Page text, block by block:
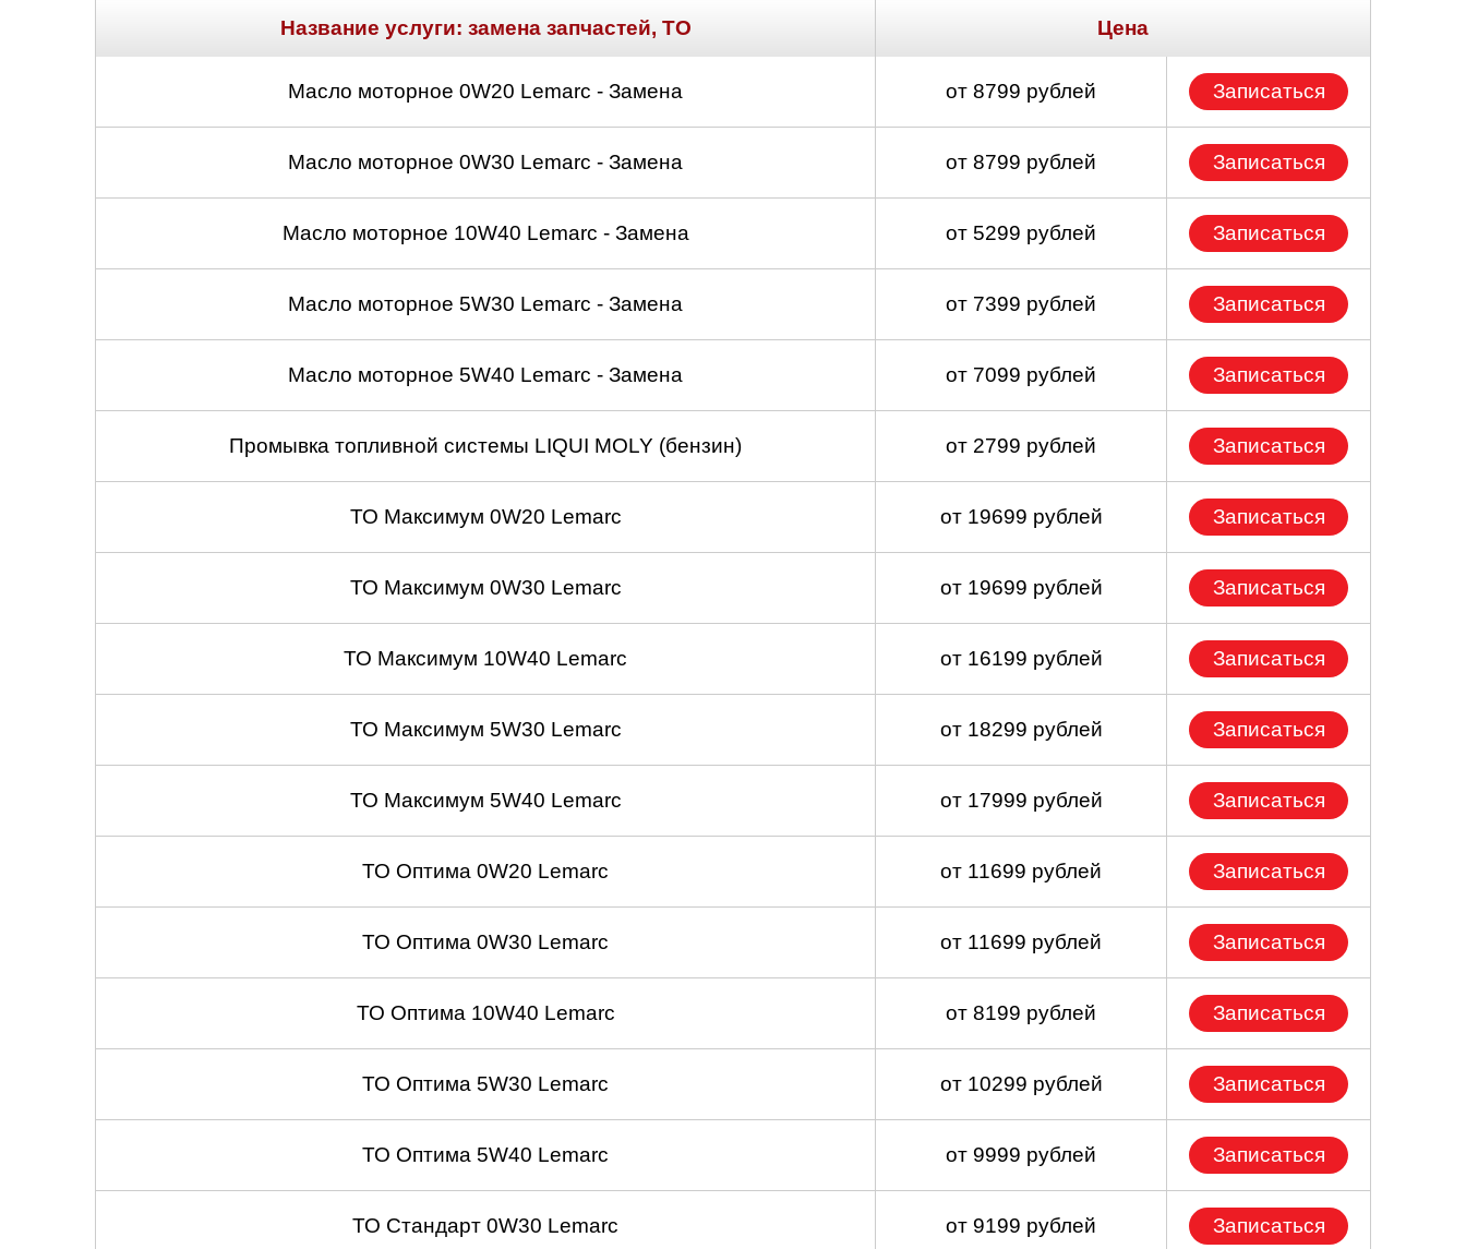
Название услуги: замена запчастей, ТО Цена
Масло моторное 0W20 Lemarc - Замена от 8799 рублей Записаться
Масло моторное 0W30 Lemarc - Замена от 8799 рублей Записаться
Масло моторное 10W40 Lemarc - Замена от 5299 рублей Записаться
Масло моторное 5W30 Lemarc - Замена от 7399 рублей Записаться
Масло моторное 5W40 Lemarc - Замена от 7099 рублей Записаться
Промывка топливной системы LIQUI MOLY (бензин) от 2799 рублей Записаться
ТО Максимум 0W20 Lemarc от 19699 рублей Записаться
ТО Максимум 0W30 Lemarc от 19699 рублей Записаться
ТО Максимум 10W40 Lemarc от 16199 рублей Записаться
ТО Максимум 5W30 Lemarc от 18299 рублей Записаться
ТО Максимум 5W40 Lemarc от 17999 рублей Записаться
ТО Оптима 0W20 Lemarc от 11699 рублей Записаться
ТО Оптима 0W30 Lemarc от 11699 рублей Записаться
ТО Оптима 10W40 Lemarc от 8199 рублей Записаться
ТО Оптима 5W30 Lemarc от 10299 рублей Записаться
ТО Оптима 5W40 Lemarc от 9999 рублей Записаться
ТО Стандарт 0W30 Lemarc от 9199 рублей Записаться